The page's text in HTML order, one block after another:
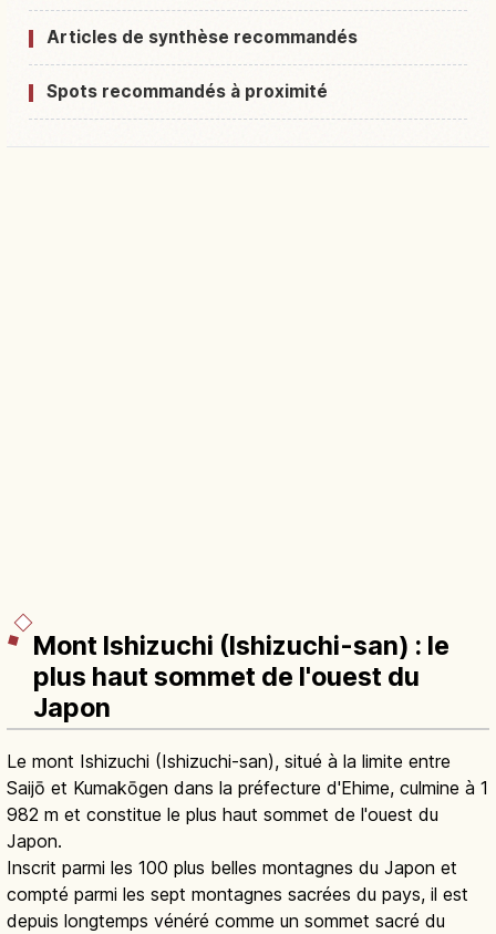
Articles de synthèse recommandés
Spots recommandés à proximité
Mont Ishizuchi (Ishizuchi-san) : le
plus haut sommet de l'ouest du
Japon
Le mont Ishizuchi (Ishizuchi-san), situé à la limite entre
Saijō et Kumakōgen dans la préfecture d'Ehime, culmine à 1
982 m et constitue le plus haut sommet de l'ouest du
Japon.
Inscrit parmi les 100 plus belles montagnes du Japon et
compté parmi les sept montagnes sacrées du pays, il est
depuis longtemps vénéré comme un sommet sacré du